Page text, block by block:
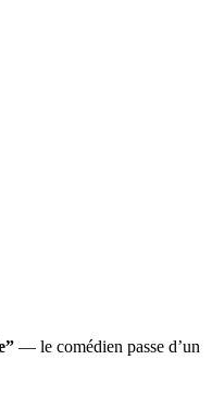
— le comédien passe d’un